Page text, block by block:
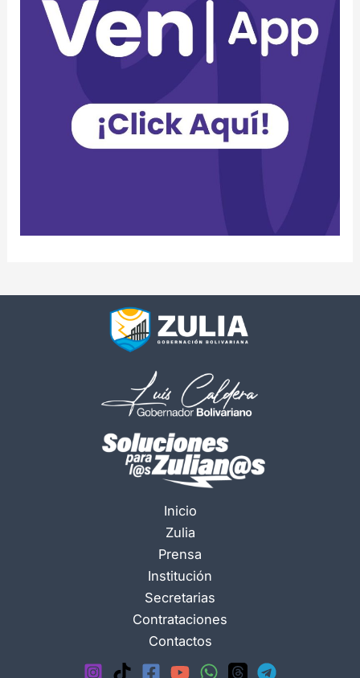
Inicio
Zulia
Prensa
Institución
Secretarias
Contrataciones
Contactos